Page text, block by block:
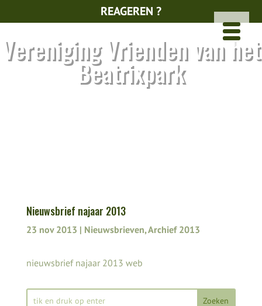
REAGEREN ?
Vereniging Vrienden van het
Beatrixpark
Nieuwsbrief najaar 2013
23 nov 2013 | Nieuwsbrieven,Archief 2013
nieuwsbrief najaar 2013 web